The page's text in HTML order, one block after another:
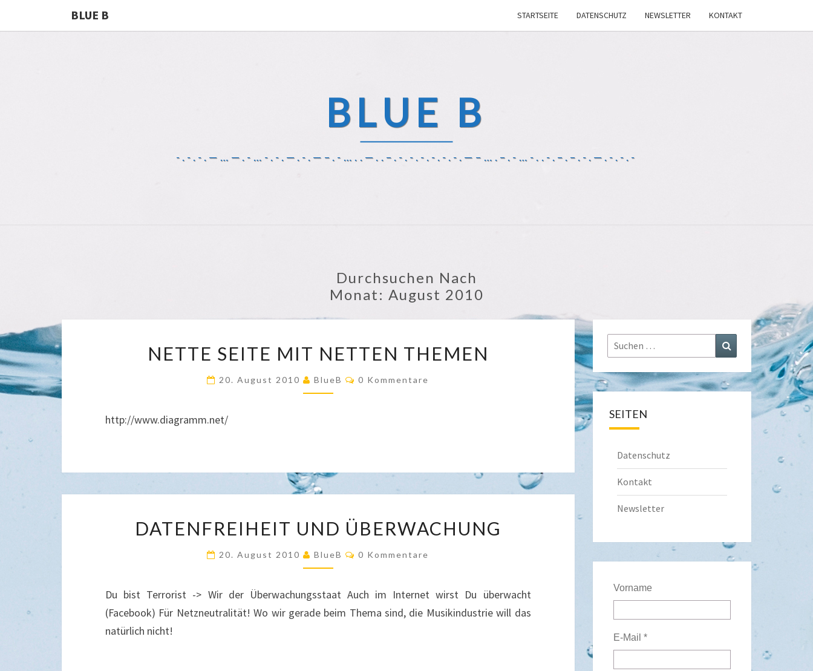
BLUE B STARTSEITE DATENSCHUTZ NEWSLETTER KONTAKT
BLUE B
-.-.-.—…—.-…-.-.—.-.—–.-…..—..–.-.-.-.-.-.-.—–….–.-…-..-.–.–.-.—.-.-.-
Durchsuchen Nach
Monat: August 2010
SEITE
MIT
NETTEN
NETTE SEITE MIT NETTEN THEMEN
20. August 2010 BlueB Kommentare
0 Kommentare
http://www.diagramm.net/
UND
ÜBERWACHUNG
DATENFREIHEIT UND ÜBERWACHUNG
20. August 2010 BlueB Kommentare
0 Kommentare
Du bist Terrorist -> Wir der Überwachungsstaat Auch im Internet wirst Du überwacht
(Facebook) Für Netzneutralität! Wo wir gerade beim Thema sind, die Musikindustrie will das
natürlich nicht!
Suchen
nach:
Suchen
SEITEN
Datenschutz
Kontakt
Newsletter
Vorname
E-Mail *